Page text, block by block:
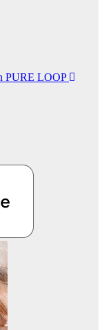
PURE LOOP